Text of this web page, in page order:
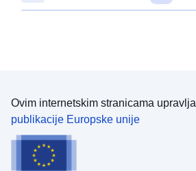
Ovim internetskim stranicama upravlja
publikacije Europske unije